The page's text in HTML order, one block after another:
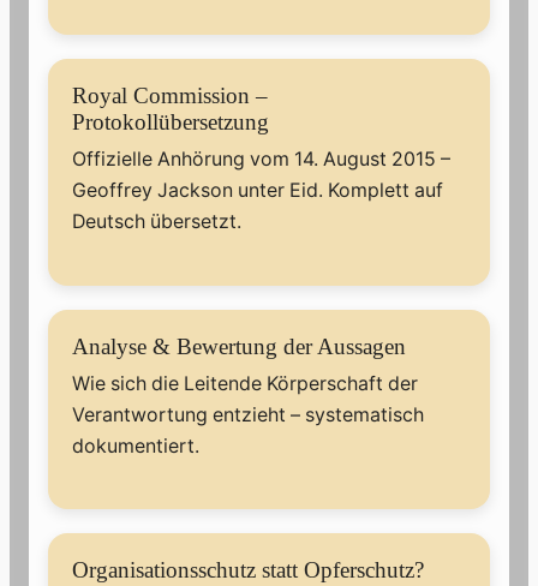
Royal Commission –
Protokollübersetzung
Offizielle Anhörung vom 14. August 2015 –
Geoffrey Jackson unter Eid. Komplett auf
Deutsch übersetzt.
Analyse & Bewertung der Aussagen
Wie sich die Leitende Körperschaft der
Verantwortung entzieht – systematisch
dokumentiert.
Organisationsschutz statt Opferschutz?